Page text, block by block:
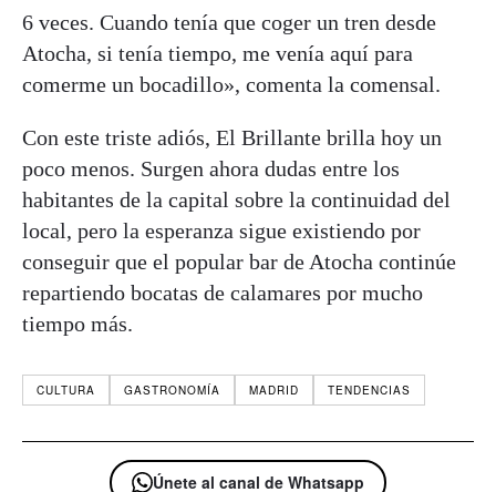
6 veces. Cuando tenía que coger un tren desde
Atocha, si tenía tiempo, me venía aquí para
comerme un bocadillo», comenta la comensal.
Con este triste adiós, El Brillante brilla hoy un
poco menos. Surgen ahora dudas entre los
habitantes de la capital sobre la continuidad del
local, pero la esperanza sigue existiendo por
conseguir que el popular bar de Atocha continúe
repartiendo bocatas de calamares por mucho
tiempo más.
CULTURA GASTRONOMÍA MADRID TENDENCIAS
Únete al canal de Whatsapp